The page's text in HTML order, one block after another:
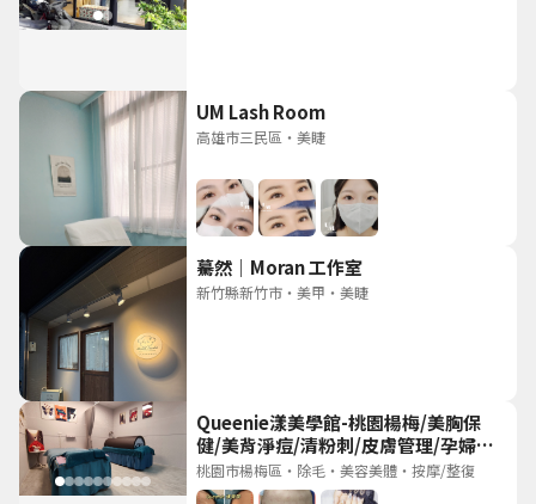
UM Lash Room
高雄市三民區 ・ 美睫
驀然｜Moran 工作室
新竹縣新竹市 ・ 美甲 ・ 美睫
Queenie漾美學館-桃園楊梅/美胸保
健/美背淨痘/清粉刺/皮膚管理/孕婦
spa/日式除毛/曲線美型/精油按摩/皮
膚管理/男士保養
桃園市楊梅區 ・ 除毛 ・ 美容美體 ・ 按摩/整復